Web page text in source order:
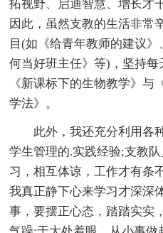
拓视野、启迪智慧、增长才
因此，虽然支教的生活非常
目(如《给青年教师的建议
何当好班主任》等)，坚持
《新课标下的生物教学》与
学法》。
此外，我还充分利用各种
学生管理的.实践经验;支教
习，相互体谅，工作才有条
我真正静下心来学习才深深
事，要摆正心态，踏踏实实